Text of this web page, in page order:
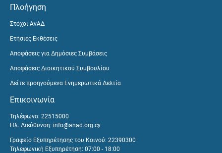
Πλοήγηση
Στόχοι ΑνΑΔ
Ετήσιες Εκθέσεις
Αποφάσεις για Δημόσιες Συμβάσεις
Αποφάσεις Διοικητικού Συμβουλίου
Δείτε προηγούμενα Ενημερωτικά Δελτία
Επικοινωνία
Τηλέφωνο: 22515000
Ηλ. Διεύθυνση: info@anad.org.cy
Γραφείο Εξυπηρέτησης του Κοινού: 22390300
Τηλεφωνική Εξυπηρέτηση: 07:00 - 18:00